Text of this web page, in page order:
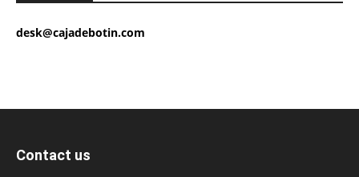
desk@cajadebotin.com
Contact us